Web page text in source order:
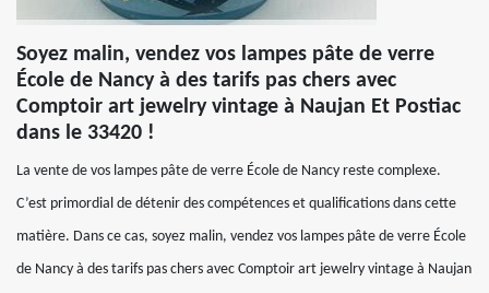
Soyez malin, vendez vos lampes pâte de verre
École de Nancy à des tarifs pas chers avec
Comptoir art jewelry vintage à Naujan Et Postiac
dans le 33420 !
La vente de vos lampes pâte de verre École de Nancy reste complexe.
C’est primordial de détenir des compétences et qualifications dans cette
matière. Dans ce cas, soyez malin, vendez vos lampes pâte de verre École
de Nancy à des tarifs pas chers avec Comptoir art jewelry vintage à Naujan